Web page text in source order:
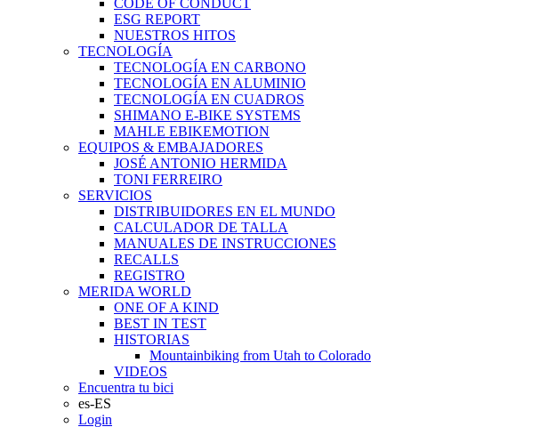
CODE OF CONDUCT
ESG REPORT
NUESTROS HITOS
TECNOLOGÍA
TECNOLOGÍA EN CARBONO
TECNOLOGÍA EN ALUMINIO
TECNOLOGÍA EN CUADROS
SHIMANO E-BIKE SYSTEMS
MAHLE EBIKEMOTION
EQUIPOS & EMBAJADORES
JOSÉ ANTONIO HERMIDA
TONI FERREIRO
SERVICIOS
DISTRIBUIDORES EN EL MUNDO
CALCULADOR DE TALLA
MANUALES DE INSTRUCCIONES
RECALLS
REGISTRO
MERIDA WORLD
ONE OF A KIND
BEST IN TEST
HISTORIAS
Mountainbiking from Utah to Colorado
VIDEOS
Encuentra tu bici
es-ES
Login